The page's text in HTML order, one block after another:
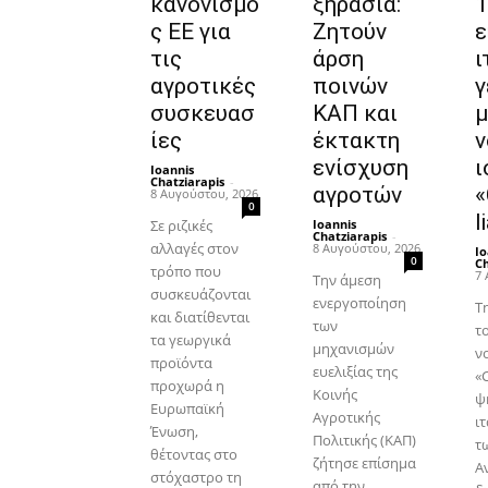
ς ΕΕ για
τις
αγροτικές
συσκευασ
ίες
Ioannis
Chatziarapis -
8 Αυγούστου, 2026
0
Σε ριζικές
αλλαγές στον
τρόπο που
συσκευάζονται
και διατίθενται
τα γεωργικά
προϊόντα
προχωρά η
Ευρωπαϊκή
Ένωση,
θέτοντας στο
στόχαστρο τη
Ζητούν
άρση
ποινών
ΚΑΠ και
έκτακτη
ενίσχυση
αγροτών
Ioannis
Chatziarapis -
8 Αυγούστου, 2026
0
Την άμεση
ενεργοποίηση
των
μηχανισμών
ευελιξίας της
Κοινής
Αγροτικής
Πολιτικής (ΚΑΠ)
ζήτησε επίσημα
7